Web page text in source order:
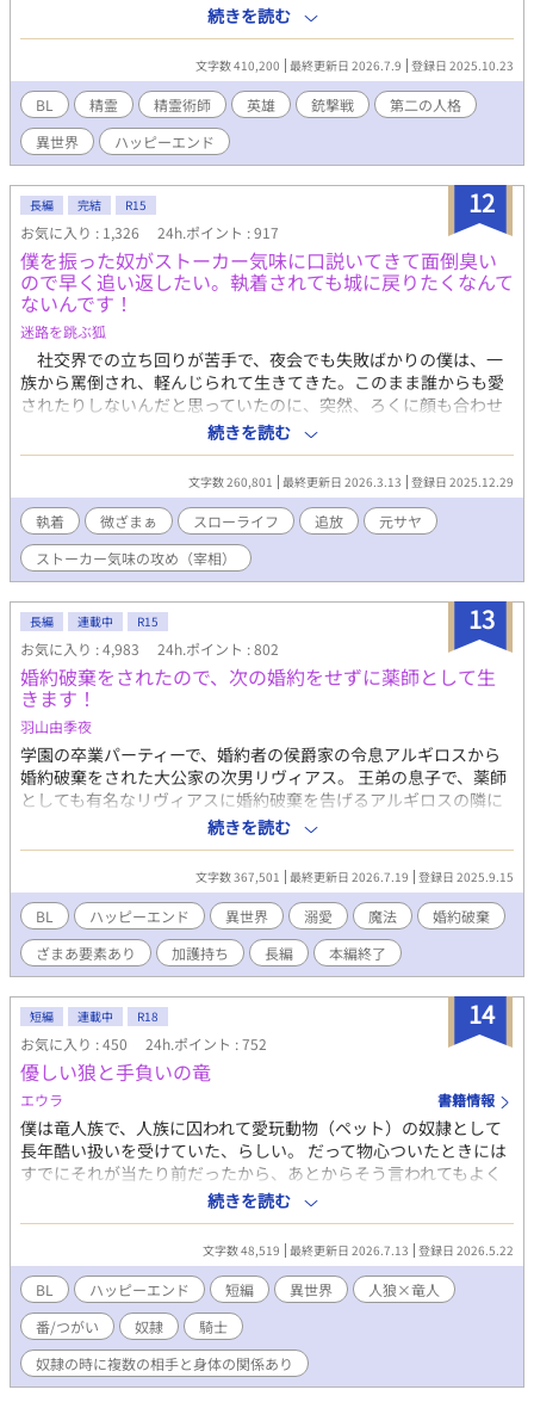
同級生であり英雄の一人アルエンツ・リデヌに見つかってしまっ
た。罪人として扱われるかと思いきや、何故か優しいアルエンツ
にビチュテは困惑する。 ※銃撃戦って書いてみたいなで書いてま
す。でも別に詳しくはないので優しく読んでもらえたら嬉しいて
す。 お気に入り、コメント、しおり、エール、ありがとうござい
ます！
続きを読む
文字数 410,200 最終更新日 2026.7.9 登録日 2025.10.23
BL 精霊 精霊術師 英雄 銃撃戦
第二の人格
異世界
ハッピーエンド
12
長編 完結 R15
お気に入り : 1,326 24h.ポイント : 917
僕を振った奴がストーカー気味に口説いてきて面倒臭い
ので早く追い返したい。執着されても城に戻りたくなんて
ないんです！
迷路を跳ぶ狐
社交界での立ち回りが苦手で、夜会でも失敗ばかりの僕は、一
族から罵倒され、軽んじられて生きてきた。このまま誰からも愛
されたりしないんだと思っていたのに、突然、ろくに顔も合わせ
てくれない公爵家の宰相様と婚約することになってしまう。 だ
けど、婚約なんて名ばかりで、会話を交わすことはなく、同じ王
城にいるはずなのに、顔も合わせない。 それでも、公爵家の役
に立ちたくて頑張ったつもりだった。夜遅くまで魔法のことを学
び、必要な魔法も身につけ、正式に婚約が発表される日を楽しみ
にしていた。 けれど、ある日僕は、公爵家と王家を害そうとし
ているのではないかと疑われてしまう。 否定しても誰も聞いて
くれない。それが原因で婚約するという話もなくなり、僕は幽閉
されることが決まる。 ほとんど話したことすらない、僕の婚約
者になるはずだった宰相様は、これまでどおり、ろくに言葉も交
わさないまま、「婚約は考え直すことになった」とだけ告げて去
って行った。 寂しいと言えば寂しかった。彼に相応しくなりた
くて、頑張ってきたつもりだったから。だけど、仕方ないん
だ…… 全てを諦めて、王都からは遠い、幽閉の砦に連れてこら
れた僕は、そこで新たな生活を始める。食事を用意したり、荒れ
果てた砦を修復したりして、結構楽しく暮らせていると思ってい
たのに、その後も貴族たちの争いに巻き込まれるし、何度も宰相
様にも会うことになってしまう。何なんだ……僕はここが気に入
っているし、のんびり暮らしたいだけなんです！ 僕に構ってな
いで諦めてください！ ＊残酷な描写があり、攻め（宰相）が受け
以外に非道なことをしたりしますが、受けには優しいです。
続きを読む
文字数 260,801 最終更新日 2026.3.13 登録日 2025.12.29
執着 微ざまぁ スローライフ 追放
元サヤ
ストーカー気味の攻め（宰相）
13
長編 連載中 R15
お気に入り : 4,983 24h.ポイント : 802
婚約破棄をされたので、次の婚約をせずに薬師として生
きます！
羽山由季夜
学園の卒業パーティーで、婚約者の侯爵家の令息アルギロスから
婚約破棄をされた大公家の次男リヴィアス。 王弟の息子で、薬師
としても有名なリヴィアスに婚約破棄を告げるアルギロスの隣に
は男爵家の令嬢モノリスがいた。 そのモノリスと共にアルギロス
は、リヴィアスが作った流行り病を治す薬を、本当に作ったのは
モノリスだと宣言する。 モノリスの嘘を信じ、断罪しようとする
アルギロスにリヴィアスは疲れてしまった。 「……もう、無理。
このままだと心が死ぬ」 そう感じたリヴィアスは婚約破棄を受け
入れ、一緒に参加していた兄と共にパーティー会場を後にした。
それからすぐに、王家の親戚の婚約を破棄した上に、嘘を宣言し
た侯爵家の令息と男爵家の令嬢は他の貴族や国民達から非難轟々
となるが、そんなことなど知らずに領地でリヴィアスは傷心を忘
れようと薬作りに勤しんでいた。 婚約破棄を聞きつけた隣国に住
む従兄弟が「傷心を癒やすために、しばらくウチに来る？」と軽
く誘われ、静養と称して隣国に行くことになったリヴィアス。 家
族や隣国で出会った優しい人達に心が癒やされ、今後は婚約せず
に、薬師として生きることを考え始める。 隣国で出会った人達の
中で、とても優しい人に徐々に惹かれていくが、その相手は王太
子で、重たい溺愛が待っていた。 ※リヴィアス視点寄りの三人称
視点です。時々、他のキャラクターの視点になります。 ご都合主
義な形ですが、男女どちらも結婚、妊娠が可能な世界です。 キリ
の良いところまでは毎日更新→キリの良いところまで行ったら毎
週更新に切り替わり予定です。 カクヨムさんやなろうさんでは別
作品を投稿していますが、アルファポリスさんでは初投稿な上
に、初めて書くジャンルです。 重たい溺愛と書いてますが、あま
り性描写はないと思われます(キスはあると思いますが……念の
為、R15にさせて頂きます) 何分、初めてのジャンルなので、お手
柔らかに、生暖かい目で読んで頂けると嬉しいです。 宜しくお願
い致します！
続きを読む
文字数 367,501 最終更新日 2026.7.19 登録日 2025.9.15
BL ハッピーエンド 異世界 溺愛 魔法
婚約破棄
ざまあ要素あり
加護持ち 長編 本編終了
14
短編 連載中 R18
お気に入り : 450 24h.ポイント : 752
優しい狼と手負いの竜
エウラ 書籍情報
僕は竜人族で、人族に囚われて愛玩動物（ペット）の奴隷として
長年酷い扱いを受けていた、らしい。 だって物心ついたときには
すでにそれが当たり前だったから、あとからそう言われてもよく
分からない。 違法奴隷達を囲っていた貴族や奴隷商人達への大規
模な摘発によって僕も保護されたそうだ。 でも自分の名前も家族
のことも何も覚えていない僕ができることは、今までと同じよう
な愛玩動物という仕事だけ。 そう思って保護してくれた人狼族の
青年に愛玩具として恩返ししようとしたら── 生後間もなく攫わ
れて奴隷にされていた竜人族の少年（成人済）と彼を助け出した
人狼族の騎士の青年が結ばれるまでの話の予定です。 前半は主人
公の竜人の辛い描写がありますが、あとはほのぼのイチャイチャ
になる予定です。 例により突発的なので予定は未定です。更新は
続きを読む
文字数 48,519 最終更新日 2026.7.13 登録日 2026.5.22
BL ハッピーエンド 短編 異世界
人狼×竜人
番/つがい
奴隷
騎士
奴隷の時に複数の相手と身体の関係あり